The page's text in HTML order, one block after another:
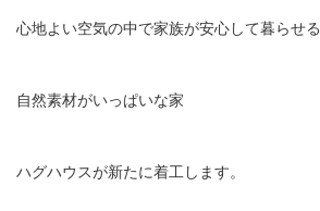
心地よい空気の中で家族が安心して暮らせる
自然素材がいっぱいな家
ハグハウスが新たに着工します。